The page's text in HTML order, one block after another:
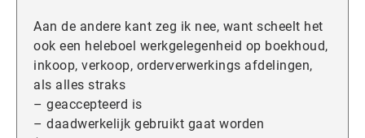
Aan de andere kant zeg ik nee, want scheelt het
ook een heleboel werkgelegenheid op boekhoud,
inkoop, verkoop, orderverwerkings afdelingen,
als alles straks
– geaccepteerd is
– daadwerkelijk gebruikt gaat worden